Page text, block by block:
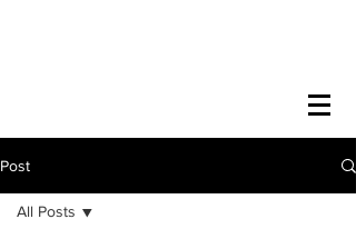
Post
All Posts